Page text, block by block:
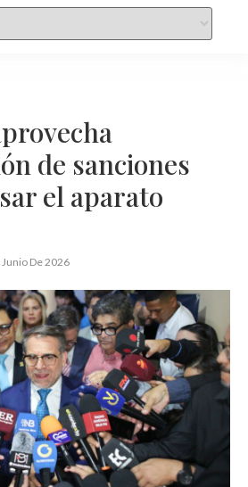
de sanciones
el aparato
Junio De 2026